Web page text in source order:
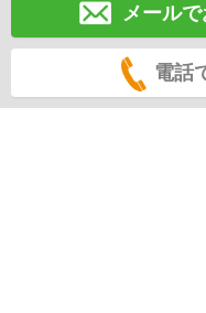
メール
電話